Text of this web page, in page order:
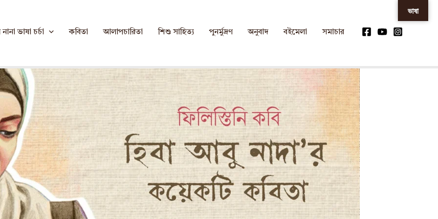
ভাষা চর্চা কবিতা আলাপচারিতা শিশু সাহিত্য পুনর্মুদ্রণ অনুবাদ বইমেলা সমাচার
ভাষা